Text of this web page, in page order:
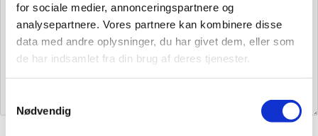
for sociale medier, annonceringspartnere og
analysepartnere. Vores partnere kan kombinere disse
data med andre oplysninger, du har givet dem, eller som
de har indsamlet fra din brug af deres tjenester.
Nødvendig